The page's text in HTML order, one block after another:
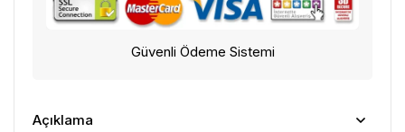
Güvenli Ödeme Sistemi
Açıklama